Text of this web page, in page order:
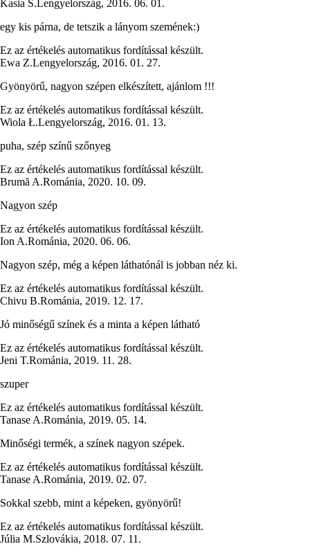
Kasia S.Lengyelország, 2016. 06. 01.
egy kis párna, de tetszik a lányom szemének:)
Ez az értékelés automatikus fordítással készült.
Ewa Z.Lengyelország, 2016. 01. 27.
Gyönyörű, nagyon szépen elkészített, ajánlom !!!
Ez az értékelés automatikus fordítással készült.
Wiola Ł.Lengyelország, 2016. 01. 13.
puha, szép színű szőnyeg
Ez az értékelés automatikus fordítással készült.
Brumă A.Románia, 2020. 10. 09.
Nagyon szép
Ez az értékelés automatikus fordítással készült.
Ion A.Románia, 2020. 06. 06.
Nagyon szép, még a képen láthatónál is jobban néz ki.
Ez az értékelés automatikus fordítással készült.
Chivu B.Románia, 2019. 12. 17.
Jó minőségű színek és a minta a képen látható
Ez az értékelés automatikus fordítással készült.
Jeni T.Románia, 2019. 11. 28.
szuper
Ez az értékelés automatikus fordítással készült.
Tanase A.Románia, 2019. 05. 14.
Minőségi termék, a színek nagyon szépek.
Ez az értékelés automatikus fordítással készült.
Tanase A.Románia, 2019. 02. 07.
Sokkal szebb, mint a képeken, gyönyörű!
Ez az értékelés automatikus fordítással készült.
Júlia M.Szlovákia, 2018. 07. 11.